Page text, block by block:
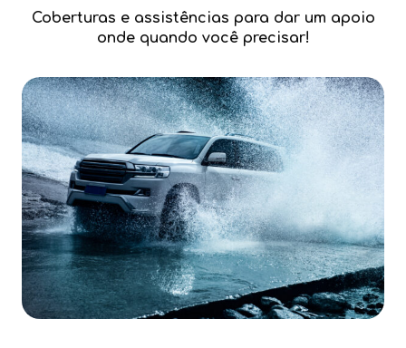
Coberturas e assistências para dar um apoio
onde quando você precisar!